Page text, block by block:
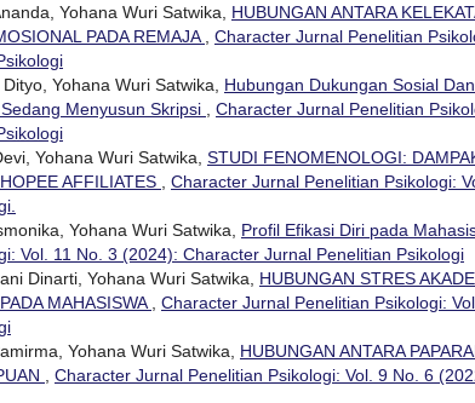
Yohana Wuri Satwika, HUBUNGAN ANTARA
PADA REMAJA
Character Jurnal Penelitian
Yohana Wuri Satwika, Hubungan Dukungan Sosial
Menyusun Skripsi
Character Jurnal Penelitian
Yohana Wuri Satwika, STUDI FENOMENOLOGI:
AFFILIATES
Character Jurnal Penelitian Psikologi:
Yohana Wuri Satwika, Profil Efikasi Diri pada
Vol. 11 No. 3 (2024): Character Jurnal Penelitian Psikologi
Dinarti, Yohana Wuri Satwika, HUBUNGAN STRES
MAHASISWA
Character Jurnal Penelitian Psikologi:
Yohana Wuri Satwika, HUBUNGAN ANTARA
Character Jurnal Penelitian Psikologi: Vol. 9 No. 6